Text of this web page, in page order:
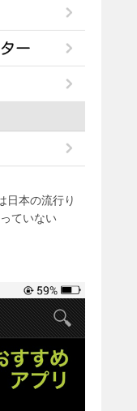
日本の流行り
ていない